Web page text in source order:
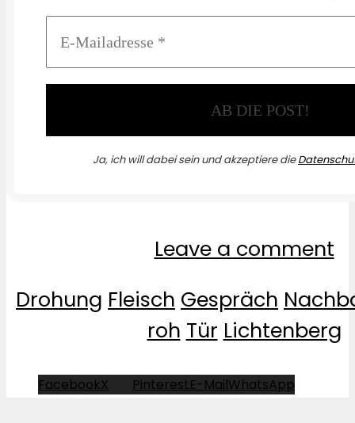
Ja, ich will dabei sein und akzeptiere die
Leave a comment
Drohung Fleisch Gespräch
roh Tür Lichtenberg
FacebookX PinterestE-MailWhatsApp